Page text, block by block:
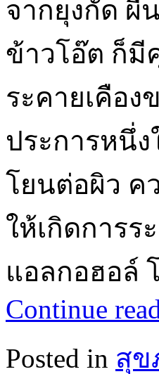
จากยุงกัด ผื่
ข้าวโอ๊ต ก็มี
ระคายเคือ
ประการหนึ่
โยนต่อผิว ค
ให้เกิดการร
แอลกอฮอล์
Continue
Posted in สุข